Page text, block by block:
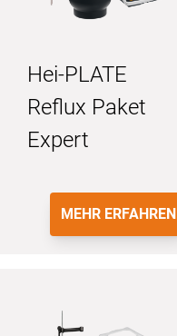
Hei-PLATE
Reflux Paket
Expert
MEHR ERFAHREN